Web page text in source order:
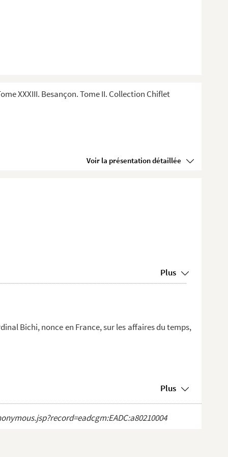
XXXIII. Besançon. Tome II. Collection Chiflet
Voir la présentation détaillée
Plus
Bichi, nonce en France, sur les affaires du temps,
Plus